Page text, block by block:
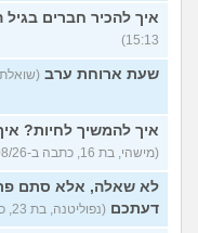
איך להכיר חברים בגיל
15:13)
שעת ארוחת ערב (שואלת, בת 19, כתבה
איך להמשיך לחיות?
(מישהי, בת 16, כתבה ב-04/08/26 13:05)
לא שאלה, אלא סתם
דעתכם (נפוליטנה, בת 23, כתבה ב-03/08/26 18:04)